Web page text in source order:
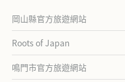
岡山縣官方旅遊網站
Roots of Japan
鳴門市官方旅遊網站